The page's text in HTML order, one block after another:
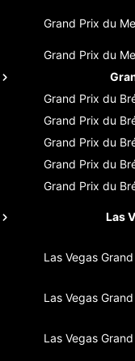
Grand Prix du
Grand Prix du
Grand Prix du
Grand Prix du
Grand Prix du
Grand Prix du
Grand Prix du
Las
Las Vegas
Las Vegas
Las Vegas